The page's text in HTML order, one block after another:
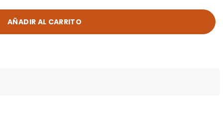
AÑADIR AL CARRITO